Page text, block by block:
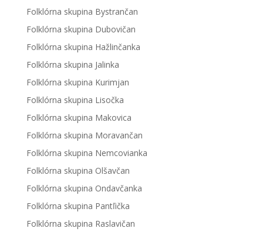
Folklórna skupina Bystrančan
Folklórna skupina Dubovičan
Folklórna skupina Hažlinčanka
Folklórna skupina Jalinka
Folklórna skupina Kurimjan
Folklórna skupina Lisočka
Folklórna skupina Makovica
Folklórna skupina Moravančan
Folklórna skupina Nemcovianka
Folklórna skupina Olšavčan
Folklórna skupina Ondavčanka
Folklórna skupina Pantľička
Folklórna skupina Raslavičan